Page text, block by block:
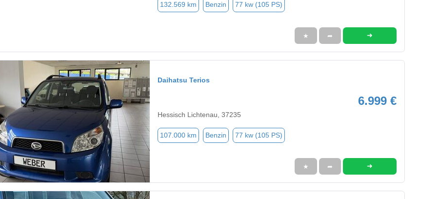
132.569 km Benzin 77 kw (105 PS)
★ ➦ ➜
Daihatsu Terios
6.999 €
Hessisch Lichtenau, 37235
107.000 km Benzin 77 kw (105 PS)
★ ➦ ➜